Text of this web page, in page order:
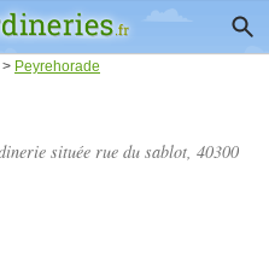
> Peyrehorade
située rue du sablot, 40300